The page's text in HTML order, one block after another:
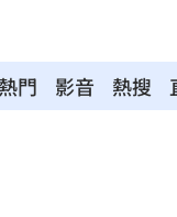
熱門 影音 熱搜